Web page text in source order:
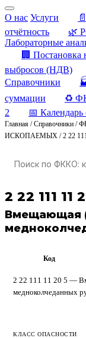
О нас Услуги
отчётность
🌿
Лабораторные
🏢
выбросов (НДВ)
Справочники
суммации
♻️
2
📅 Календарь
Главная /Справочники /
ИСКОПАЕМЫХ /2 22
2 22 111 11
Вмещающая
Код
2 22 111 11 20 5 —
медноколчеданных
КЛАСС ОПАСНОСТИ